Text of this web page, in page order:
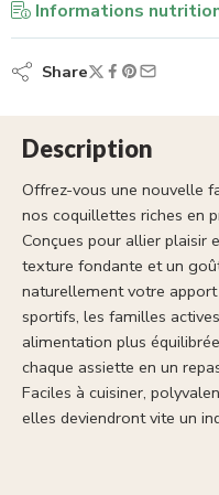
Informations
Share
Description
Offrez-vous une nouvelle
nos coquillettes riches en
Conçues pour allier plaisir
texture fondante et un
naturellement votre
sportifs, les familles
alimentation plus
chaque assiette en un
Faciles à cuisiner,
elles deviendront vite un